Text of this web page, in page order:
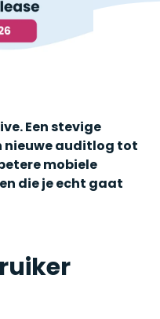
Een stevige
nieuwe auditlog tot
mobiele
die je echt gaat